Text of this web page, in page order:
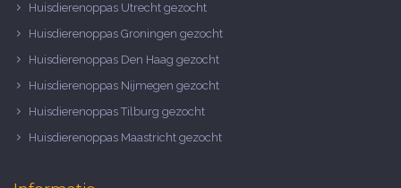
Huisdierenoppas Utrecht gezocht
Huisdierenoppas Groningen gezocht
Huisdierenoppas Den Haag gezocht
Huisdierenoppas Nijmegen gezocht
Huisdierenoppas Tilburg gezocht
Huisdierenoppas Maastricht gezocht